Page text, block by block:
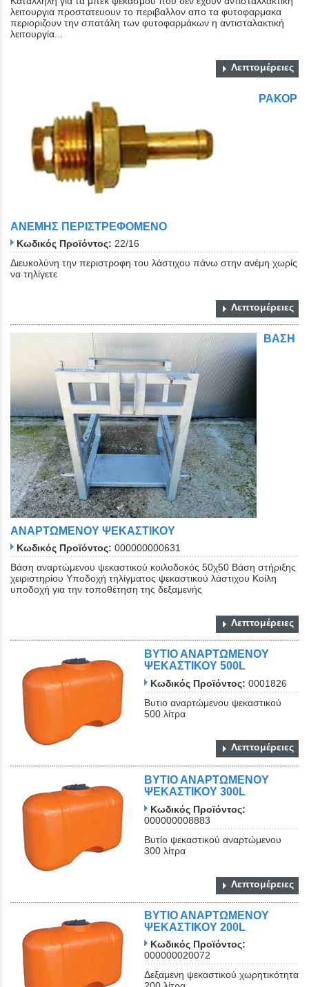
Close
λειτουργια προστατευουν το περιβαλλον απο τα φυτοφαρμακα
περιοριζουν την σπατάλη των φυτοφαρμάκων η αντισταλακτική
λειτουργία...
Λεπτομέρειες
ΡΑΚΟΡ
ΑΝΕΜΗΣ ΠΕΡΙΣΤΡΕΦΟΜΕΝΟ
Κωδικός Προϊόντος: 22/16
Διευκολύνη την περιστροφη του λάστιχου πάνω στην ανέμη χωρίς
να τηλίγετε
Λεπτομέρειες
ΒΑΣΗ
ΑΝΑΡΤΩΜΕΝΟΥ ΨΕΚΑΣΤΙΚΟΥ
Κωδικός Προϊόντος: 000000000631
Bάση αναρτώμενου ψεκαστικού κοιλοδοκός 50χ50 Βάση στήριξης
χειριστηρίου Υποδοχή τηλίγματος ψεκαστικού λάστιχου Κοίλη
υποδοχή για την τοποθέτηση της δεξαμενής
Λεπτομέρειες
ΒΥΤΙΟ ΑΝΑΡΤΩΜΕΝΟΥ
ΨΕΚΑΣΤΙΚΟΥ 500L
Κωδικός Προϊόντος: 0001826
Βυτιο αναρτώμενου ψεκαστικού
500 λίτρα
Λεπτομέρειες
ΒΥΤΙΟ ΑΝΑΡΤΩΜΕΝΟΥ
ΨΕΚΑΣΤΙΚΟΥ 300L
Κωδικός Προϊόντος:
000000008883
Βυτίο ψεκαστικού αναρτώμενου
300 λίτρα
Λεπτομέρειες
ΒΥΤΙΟ ΑΝΑΡΤΩΜΕΝΟΥ
ΨΕΚΑΣΤΙΚΟΥ 200L
Κωδικός Προϊόντος:
000000020072
Δεξαμενη ψεκαστικού χωρητικότητα